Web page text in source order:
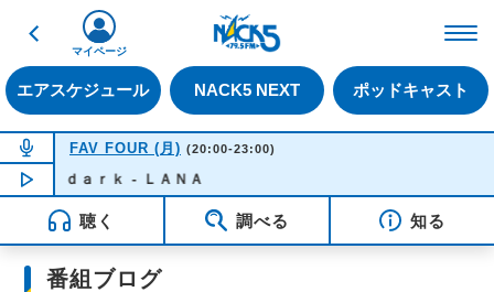
戻る
エアスケジュール NACK5 NEXT ポッドキャスト
マイページ
NOW ON AIR
FAV FOUR (月) (20:00-23:00)
NOW PLAYING22:10
ａｒｋ - ＬＡＮＡ
聴く 調べる 知る
番組ブログ